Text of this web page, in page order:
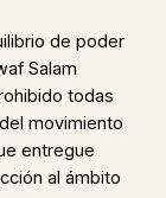
de poder
Salam
todas
movimiento
entregue
al ámbito